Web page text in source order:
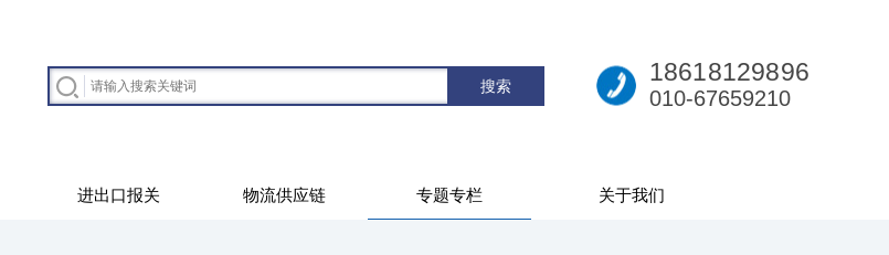
18618129896
010-67659210
进出口报关 物流供应链 专题专栏 关于我们